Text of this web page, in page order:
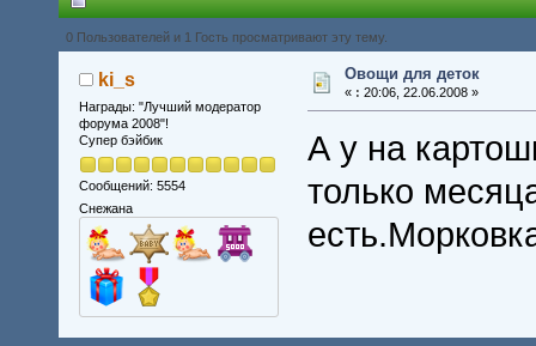
0 Пользователей и 1 Гость просматривают эту тему.
ki_s
Награды: "Лучший модератор
форума 2008"!
Супер бэйбик
Сообщений: 5554
Снежана
Овощи для деток
« : 20:06, 22.06.2008 »
А у на
только